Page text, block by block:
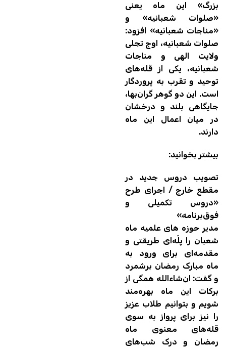
بزرگ» این ماه یعنی
«صلوات شعبانیه» و
«مناجات شعبانیه» افزود:
صلوات شعبانیه، اوج تجلی
ولایت الهی و مناجات
شعبانیه، یکی از قله‌های
توحید و تقرب به پروردگار
است. این دو گوهر گران‌بها،
جایگاهی بلند و درخشان
در میان اعمال این ماه
دارند.
بیشتر بخوانید:
تصویب دروس جدید در
مقطع خارج / اجرای طرح
«دروس تکمیلی و
فوق‌برنامه»
مدیر حوزه های علمیه ماه
شعبان را پلّه‌ای طریقتی و
مقدمه‌ای برای ورود به
ماه مبارک رمضان برشمرد
و گفت: ان‌شاءالله همگی از
برکات این ماه بهره‌مند
شویم و بتوانیم طلاب عزیز
را نیز برای پرواز به سوی
قله‌های معنوی ماه
رمضان و درک شب‌های